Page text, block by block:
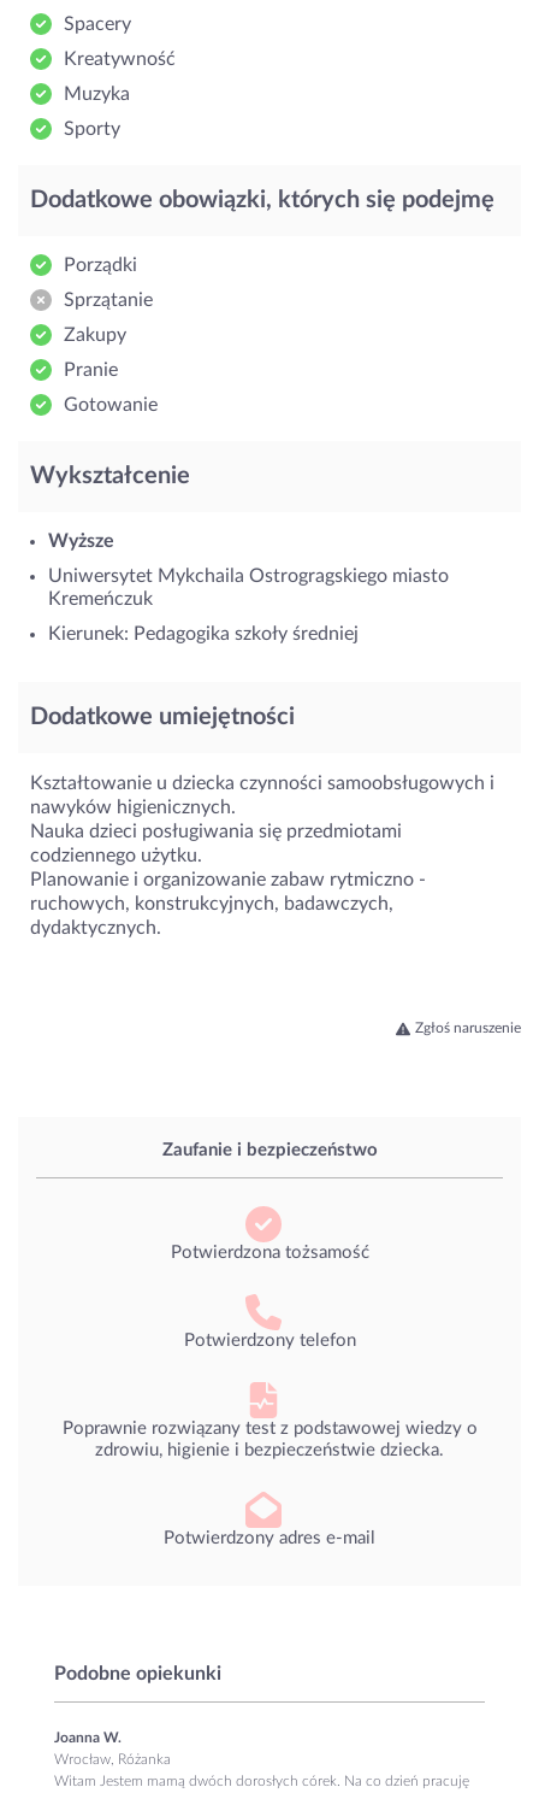
Zaufanie i bezpieczeństwo
Potwierdzona tożsamość
Potwierdzony telefon
Poprawnie rozwiązany test z podstawowej wiedzy o
zdrowiu, higienie i bezpieczeństwie dziecka.
Potwierdzony adres e-mail
Podobne opiekunki
Joanna W.
Wrocław, Różanka
Witam Jestem mamą dwóch dorosłych córek. Na co dzień pracuję
Spacery
Kreatywność
Muzyka
Sporty
Dodatkowe obowiązki, których się podejmę
Porządki
Sprzątanie
Zakupy
Pranie
Gotowanie
Wykształcenie
Wyższe
Uniwersytet Mykchaila Ostrogragskiego miasto
Kremeńczuk
Kierunek: Pedagogika szkoły średniej
Dodatkowe umiejętności
Kształtowanie u dziecka czynności samoobsługowych i
nawyków higienicznych.
Nauka dzieci posługiwania się przedmiotami
codziennego użytku.
Planowanie i organizowanie zabaw rytmiczno -
ruchowych, konstrukcyjnych, badawczych,
dydaktycznych.
Zgłoś naruszenie